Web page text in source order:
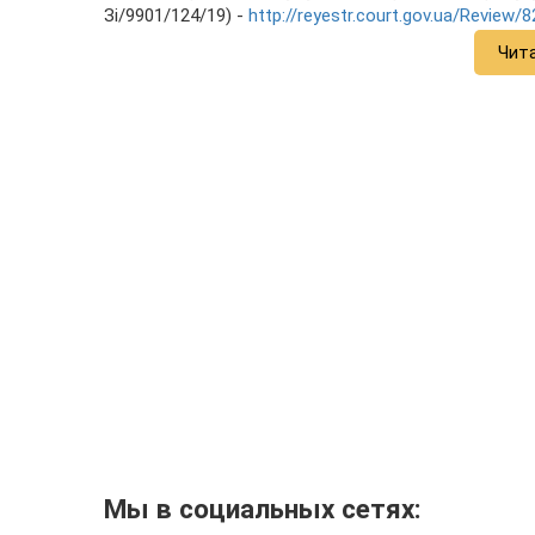
Зі/9901/124/19) - http://reyestr.court.gov.ua/Review/
Мы в социальных сетях: